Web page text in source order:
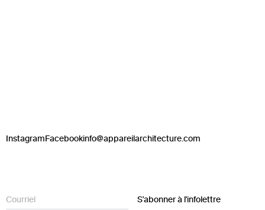
InstagramFacebookinfo@appareilarchitecture.com
S'abonner à l'infolettre